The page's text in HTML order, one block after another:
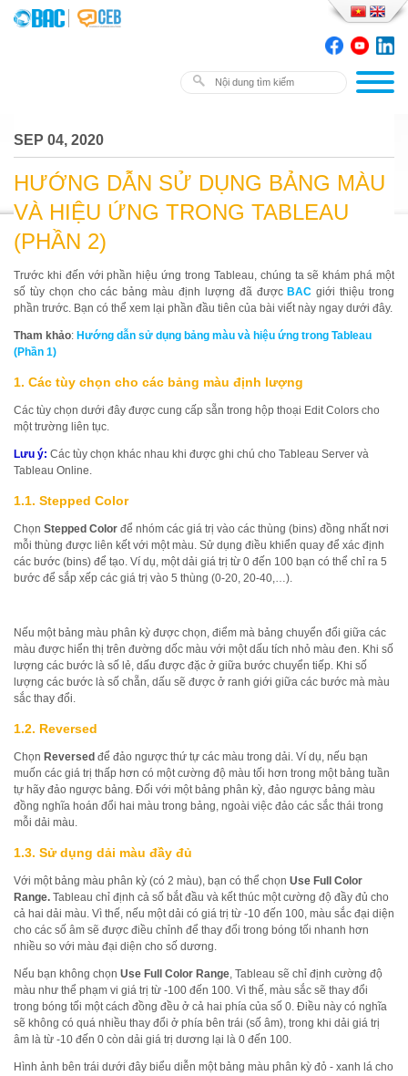
SEP 04, 2020
HƯỚNG DẪN SỬ DỤNG BẢNG MÀU
VÀ HIỆU ỨNG TRONG TABLEAU
(PHẦN 2)
Trước khi đến với phần hiệu ứng trong Tableau, chúng ta sẽ khám phá một
số tùy chọn cho các bảng màu định lượng đã được BAC giới thiệu trong
phần trước. Bạn có thể xem lại phần đầu tiên của bài viết này ngay dưới đây.
Tham khảo: Hướng dẫn sử dụng bảng màu và hiệu ứng trong Tableau
(Phần 1)
1. Các tùy chọn cho các bảng màu định lượng
Các tùy chọn dưới đây được cung cấp sẵn trong hộp thoại Edit Colors cho
một trường liên tục.
Lưu ý: Các tùy chọn khác nhau khi được ghi chú cho Tableau Server và
Tableau Online.
1.1. Stepped Color
Chọn Stepped Color để nhóm các giá trị vào các thùng (bins) đồng nhất nơi
mỗi thùng được liên kết với một màu. Sử dụng điều khiển quay để xác định
các bước (bins) để tạo. Ví dụ, một dải giá trị từ 0 đến 100 bạn có thể chỉ ra 5
bước để sắp xếp các giá trị vào 5 thùng (0-20, 20-40,…).
Nếu một bảng màu phân kỳ được chọn, điểm mà bảng chuyển đổi giữa các
màu được hiển thị trên đường dốc màu với một dấu tích nhỏ màu đen. Khi số
lượng các bước là số lẻ, dấu được đặc ở giữa bước chuyển tiếp. Khi số
lượng các bước là số chẵn, dấu sẽ được ở ranh giới giữa các bước mà màu
sắc thay đổi.
1.2. Reversed
Chọn Reversed để đảo ngược thứ tự các màu trong dải. Ví dụ, nếu bạn
muốn các giá trị thấp hơn có một cường độ màu tối hơn trong một bảng tuần
tự hãy đảo ngược bảng. Đối với một bảng phân kỳ, đảo ngược bảng màu
đồng nghĩa hoán đổi hai màu trong bảng, ngoài việc đảo các sắc thái trong
mỗi dải màu.
1.3. Sử dụng dải màu đầy đủ
Với một bảng màu phân kỳ (có 2 màu), bạn có thể chọn Use Full Color
Range. Tableau chỉ định cả số bắt đầu và kết thúc một cường độ đầy đủ cho
cả hai dải màu. Vì thế, nếu một dải có giá trị từ -10 đến 100, màu sắc đại diện
cho các số âm sẽ được điều chỉnh để thay đổi trong bóng tối nhanh hơn
nhiều so với màu đại diện cho số dương.
Nếu bạn không chọn Use Full Color Range, Tableau sẽ chỉ định cường độ
màu như thể phạm vi giá trị từ -100 đến 100. Vì thế, màu sắc sẽ thay đổi
trong bóng tối một cách đồng đều ở cả hai phía của số 0. Điều này có nghĩa
sẽ không có quá nhiều thay đổi ở phía bên trái (số âm), trong khi dải giá trị
âm là từ -10 đến 0 còn dải giá trị dương lại là 0 đến 100.
Hình ảnh bên trái dưới đây biểu diễn một bảng màu phân kỳ đỏ - xanh lá cho